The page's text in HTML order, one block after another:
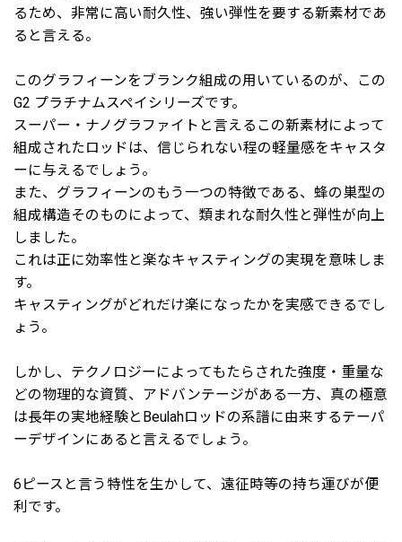
るため、非常に高い耐久性、強い弾性を要する新素材であ
ると言える。
このグラフィーンをブランク組成の用いているのが、この
G2 プラチナムスペイシリーズです。
スーパー・ナノグラファイトと言えるこの新素材によって
組成されたロッドは、信じられない程の軽量感をキャスタ
ーに与えるでしょう。
また、グラフィーンのもう一つの特徴である、蜂の巣型の
組成構造そのものによって、類まれな耐久性と弾性が向上
しました。
これは正に効率性と楽なキャスティングの実現を意味しま
す。
キャスティングがどれだけ楽になったかを実感できるでし
ょう。
しかし、テクノロジーによってもたらされた強度・重量な
どの物理的な資質、アドバンテージがある一方、真の極意
は長年の実地経験とBeulahロッドの系譜に由来するテーパ
ーデザインにあると言えるでしょう。
6ピースと言う特性を生かして、遠征時等の持ち運びが便
利です。